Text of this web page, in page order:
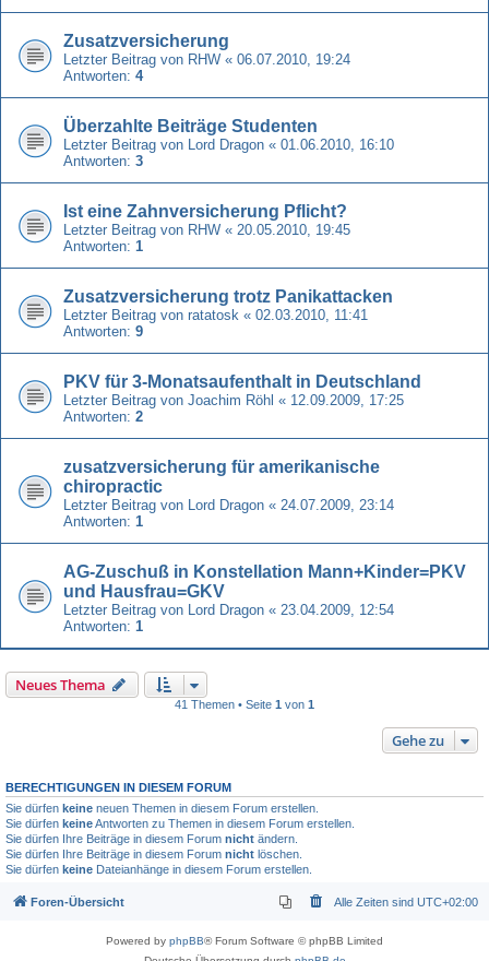
Zusatzversicherung
Letzter Beitrag von RHW « 06.07.2010, 19:24
Antworten: 4
Überzahlte Beiträge Studenten
Letzter Beitrag von Lord Dragon « 01.06.2010, 16:10
Antworten: 3
Ist eine Zahnversicherung Pflicht?
Letzter Beitrag von RHW « 20.05.2010, 19:45
Antworten: 1
Zusatzversicherung trotz Panikattacken
Letzter Beitrag von ratatosk « 02.03.2010, 11:41
Antworten: 9
PKV für 3-Monatsaufenthalt in Deutschland
Letzter Beitrag von Joachim Röhl « 12.09.2009, 17:25
Antworten: 2
zusatzversicherung für amerikanische
chiropractic
Letzter Beitrag von Lord Dragon « 24.07.2009, 23:14
Antworten: 1
AG-Zuschuß in Konstellation Mann+Kinder=PKV
und Hausfrau=GKV
Letzter Beitrag von Lord Dragon « 23.04.2009, 12:54
Antworten: 1
Neues Thema
41 Themen • Seite 1 von 1
Gehe zu
BERECHTIGUNGEN IN DIESEM FORUM
Sie dürfen keine neuen Themen in diesem Forum erstellen.
Sie dürfen keineAntworten zu Themen in diesem Forum erstellen.
Sie dürfen Ihre Beiträge in diesem Forum nicht ändern.
Sie dürfen Ihre Beiträge in diesem Forum nicht löschen.
Sie dürfen keine Dateianhänge in diesem Forum erstellen.
Foren-Übersicht Alle Zeiten sind UTC+02:00
Powered by phpBB® Forum Software © phpBB Limited